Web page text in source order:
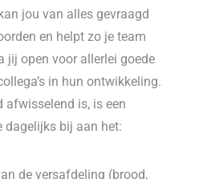
jou van alles gevraagd
en helpt zo je team
jij open voor allerlei goede
in hun ontwikkeling.
afwisselend is, is een
dagelijks bij aan het:
de versafdeling (brood,